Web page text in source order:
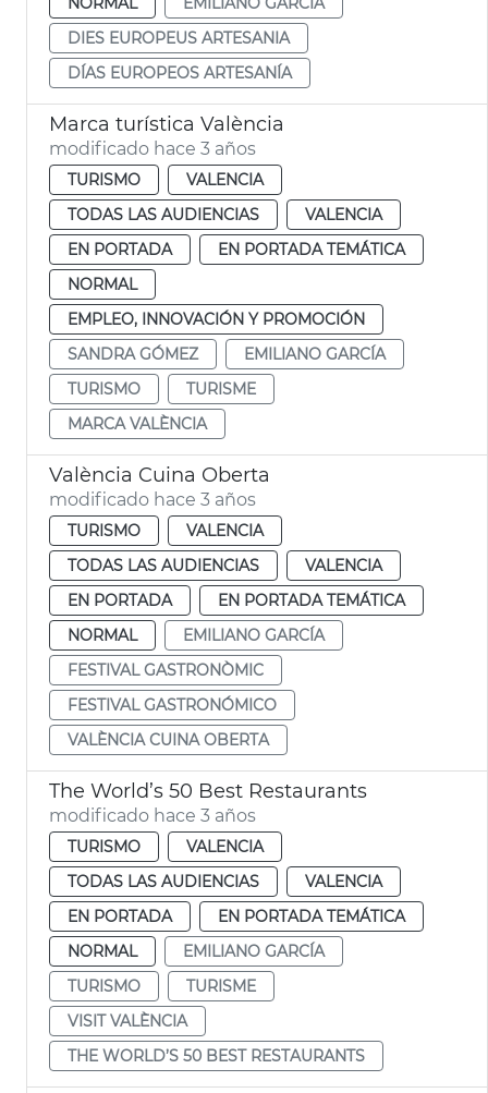
DIES EUROPEUS ARTESANIA
DÍAS EUROPEOS ARTESANÍA
Marca turística València
modificado hace 3 años
TURISMO
VALENCIA
TODAS LAS AUDIENCIAS
VALENCIA
EN PORTADA
EN PORTADA TEMÁTICA
NORMAL
EMPLEO, INNOVACIÓN Y PROMOCIÓN
SANDRA GÓMEZ
EMILIANO GARCÍA
TURISMO
TURISME
MARCA VALÈNCIA
València Cuina Oberta
modificado hace 3 años
TURISMO
VALENCIA
TODAS LAS AUDIENCIAS
VALENCIA
EN PORTADA
EN PORTADA TEMÁTICA
NORMAL
EMILIANO GARCÍA
FESTIVAL GASTRONÒMIC
FESTIVAL GASTRONÓMICO
VALÈNCIA CUINA OBERTA
The World’s 50 Best Restaurants
modificado hace 3 años
TURISMO
VALENCIA
TODAS LAS AUDIENCIAS
VALENCIA
EN PORTADA
EN PORTADA TEMÁTICA
NORMAL
EMILIANO GARCÍA
TURISMO
TURISME
VISIT VALÈNCIA
THE WORLD’S 50 BEST RESTAURANTS